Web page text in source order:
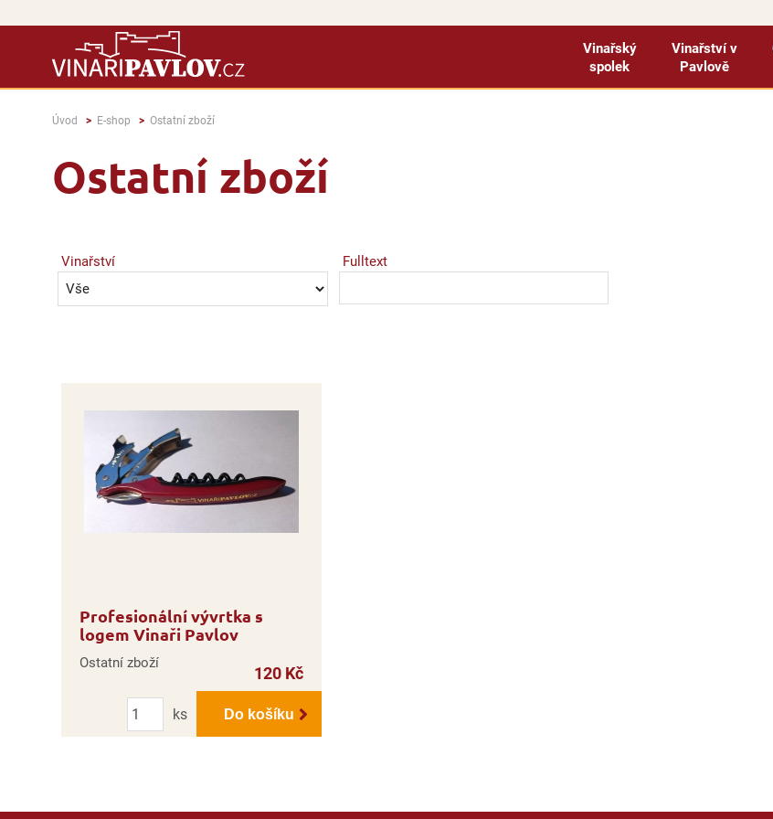
Vinařský
spolek
Vinařství v
Pavlově
Úvod E-shop Ostatní zboží
Ostatní zboží
Vinařství Fulltext
Profesionální vývrtka s
logem Vinaři Pavlov
Ostatní zboží
120 Kč
Počet
ks
Do košíku